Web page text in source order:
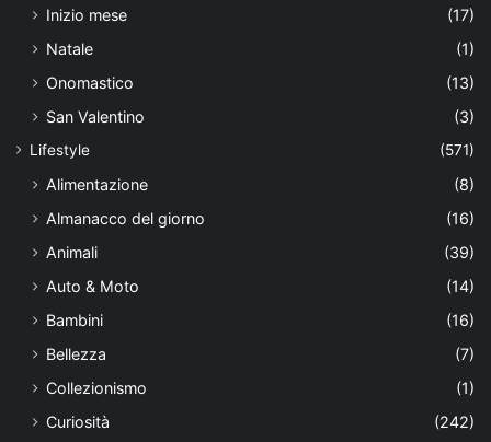
Inizio mese
(17)
Natale
(1)
Onomastico
(13)
San Valentino
(3)
Lifestyle (571)
Alimentazione
(8)
Almanacco del giorno
(16)
Animali
(39)
Auto & Moto
(14)
Bambini
(16)
Bellezza
(7)
Collezionismo
(1)
Curiosità
(242)